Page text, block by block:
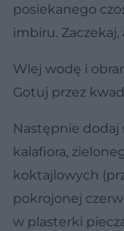
posiekanego
imbiru.
Wlej wodę i
Gotuj przez
Następnie dodaj
kalafiora,
koktajlowych
pokrojonej
w plasterki